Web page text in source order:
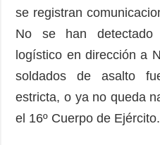
se registran
No se han detectado
logístico en dirección a
soldados de asalto
estricta, o ya no queda
el 16º Cuerpo de Ejército.